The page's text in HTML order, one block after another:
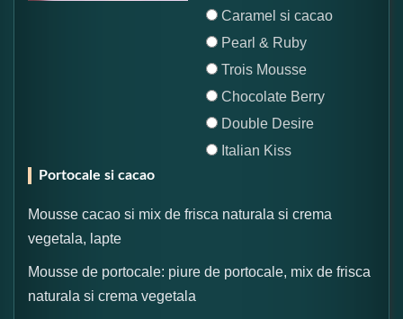
Caramel si cacao
Pearl & Ruby
Trois Mousse
Chocolate Berry
Double Desire
Italian Kiss
Portocale si cacao
Mousse cacao si mix de frisca naturala si crema
vegetala, lapte
Mousse de portocale: piure de portocale, mix de frisca
naturala si crema vegetala